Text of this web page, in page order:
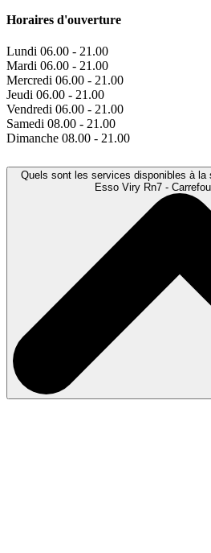
Horaires d'ouverture
Lundi 06.00 - 21.00
Mardi 06.00 - 21.00
Mercredi 06.00 - 21.00
Jeudi 06.00 - 21.00
Vendredi 06.00 - 21.00
Samedi 08.00 - 21.00
Dimanche 08.00 - 21.00
Quels sont les services disponibles à la
Esso Viry Rn7 -